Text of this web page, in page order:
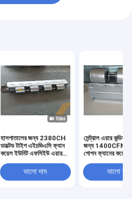
হাসপাতালের জন্য 2380CH
ডাক্টেড টাইপ এইচভিএসি ফ্যান
কয়েল ইউনিট এফসিইউ এয়ার
ভালো দাম
সেন্ট্রাল এয়ার
জন্য 1400CFM
গোপন ফ্যানের কয়েল
ভালো দাম